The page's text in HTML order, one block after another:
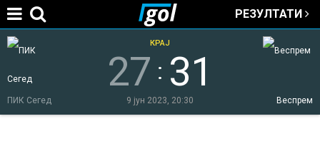
Jump to navigation
РЕЗУЛТАТИ
ПИК Сегед Веспрем
27 : 31
КРАЈ
9 јун 2023, 20:30